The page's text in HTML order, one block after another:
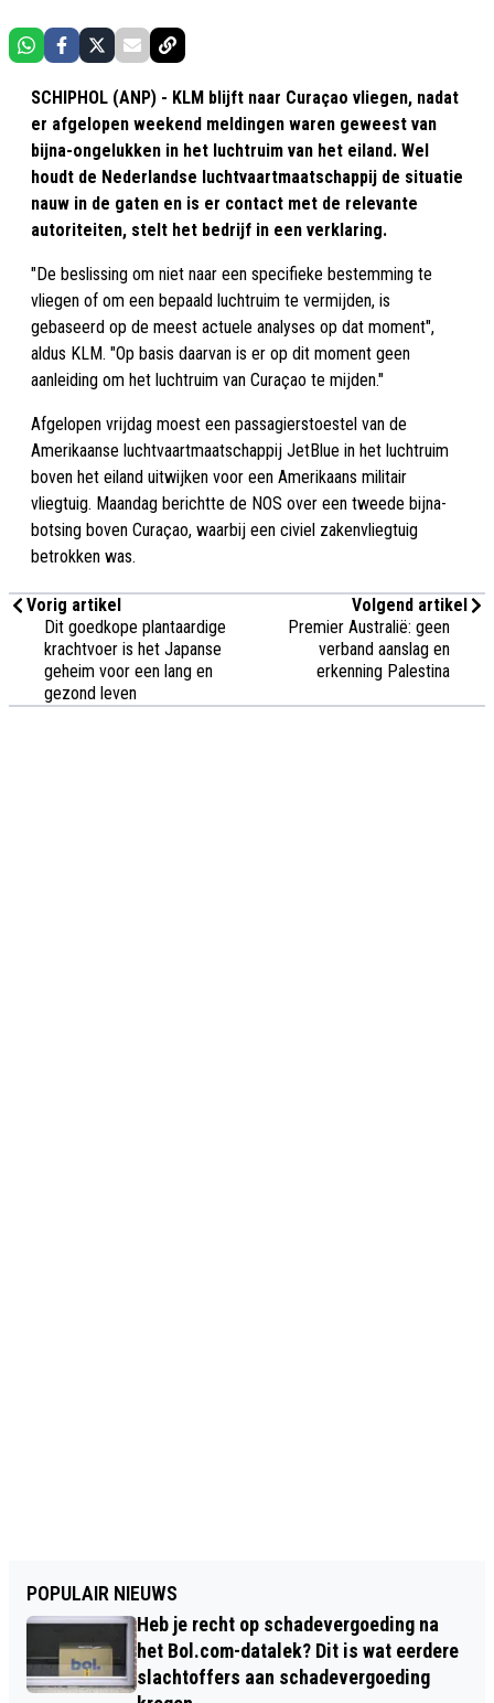
SCHIPHOL (ANP) - KLM blijft naar Curaçao vliegen, nadat
er afgelopen weekend meldingen waren geweest van
bijna-ongelukken in het luchtruim van het eiland. Wel
houdt de Nederlandse luchtvaartmaatschappij de situatie
nauw in de gaten en is er contact met de relevante
autoriteiten, stelt het bedrijf in een verklaring.
"De beslissing om niet naar een specifieke bestemming te
vliegen of om een bepaald luchtruim te vermijden, is
gebaseerd op de meest actuele analyses op dat moment",
aldus KLM. "Op basis daarvan is er op dit moment geen
aanleiding om het luchtruim van Curaçao te mijden."
Afgelopen vrijdag moest een passagierstoestel van de
Amerikaanse luchtvaartmaatschappij JetBlue in het luchtruim
boven het eiland uitwijken voor een Amerikaans militair
vliegtuig. Maandag berichtte de NOS over een tweede bijna-
botsing boven Curaçao, waarbij een civiel zakenvliegtuig
betrokken was.
Vorig artikel
Dit goedkope plantaardige
krachtvoer is het Japanse
geheim voor een lang en
gezond leven
Volgend artikel
Premier Australië: geen
verband aanslag en
erkenning Palestina
POPULAIR NIEUWS
Heb je recht op schadevergoeding na
het Bol.com-datalek? Dit is wat eerdere
slachtoffers aan schadevergoeding